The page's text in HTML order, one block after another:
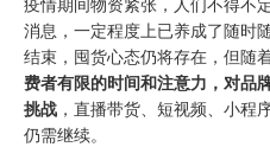
消息，一定程度上已养成了随时
结束，囤货心态仍将存在，但随
费者有限的时间和注意力，对品
挑战 ，直播带货、短视频、小程
仍需继续。